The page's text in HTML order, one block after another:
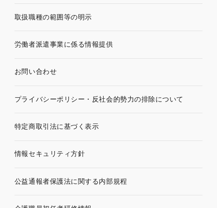
取扱職種の範囲等の明示
労働者派遣事業に係る情報提供
お問い合わせ
プライバシーポリシー・ 反社会的勢力の排除について
特定商取引法に基づく表示
情報セキュリティ方針
公益通報者保護法に関する内部規程